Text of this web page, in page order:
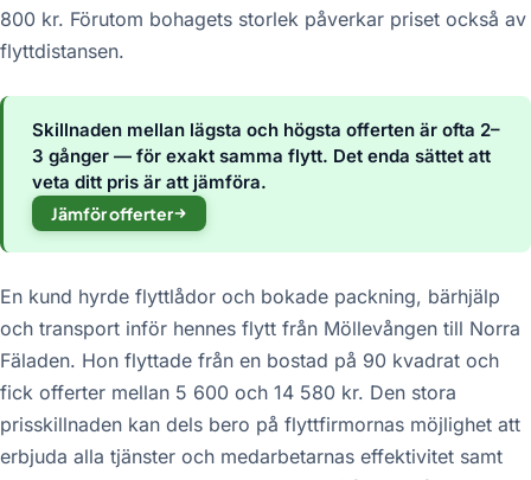
800 kr. Förutom bohagets storlek påverkar priset också av
flyttdistansen.
Skillnaden mellan lägsta och högsta offerten är ofta 2–
3 gånger — för exakt samma flytt. Det enda sättet att
veta ditt pris är att jämföra.
Jämför offerter
En kund hyrde flyttlådor och bokade packning, bärhjälp
och transport inför hennes flytt från Möllevången till Norra
Fäladen. Hon flyttade från en bostad på 90 kvadrat och
fick offerter mellan 5 600 och 14 580 kr. Den stora
prisskillnaden kan dels bero på flyttfirmornas möjlighet att
erbjuda alla tjänster och medarbetarnas effektivitet samt